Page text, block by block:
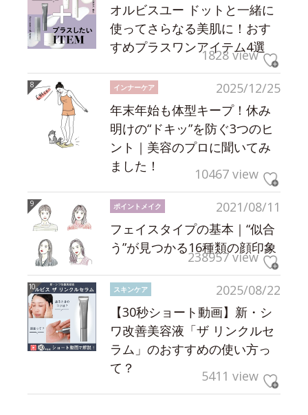
オルビスユー ドットと一緒に
使ってさらなる美肌に！おす
すめプラスワンアイテム4選
1828 view
2025/12/25
インナーケア
年末年始も体型キープ！休み
明けの“ドキッ”を防ぐ3つのヒ
ント｜美容のプロに聞いてみ
ました！
10467 view
2021/08/11
ポイントメイク
フェイスタイプの基本｜“似合
う”が見つかる16種類の顔印象
238957 view
2025/08/22
スキンケア
【30秒ショート動画】新・シ
ワ改善美容液「ザ リンクルセ
ラム」のおすすめの使い方っ
て？
5411 view